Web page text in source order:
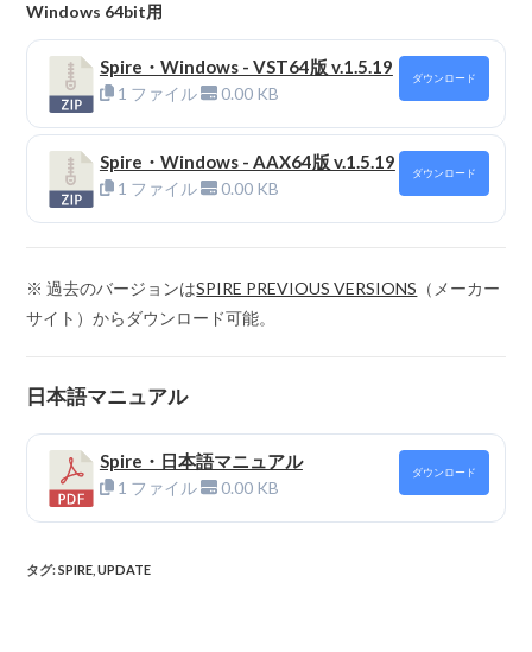
Windows 64bit用
Spire・Windows - VST64版 v.1.5.19
1 ファイル 0.00 KB
ダウンロード
Spire・Windows - AAX64版 v.1.5.19
1 ファイル 0.00 KB
ダウンロード
※ 過去のバージョンはSPIRE PREVIOUS VERSIONS （メーカー
サイト）からダウンロード可能。
日本語マニュアル
Spire・日本語マニュアル
1 ファイル 0.00 KB
ダウンロード
タグ:SPIRE UPDATE